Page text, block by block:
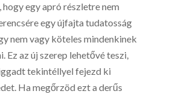
egy apró részletre nem
egy újfajta tudatosság
nem vagy köteles mindenkinek
Ez az új szerep lehetővé teszi,
tekintéllyel fejezd ki
Ha megőrzöd ezt a derűs